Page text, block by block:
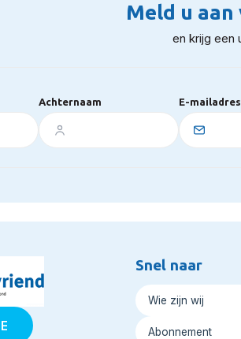
Meld u
en krijg een
Achternaam E-mailadres
Snel naar
Wie zijn wij
Abonnement